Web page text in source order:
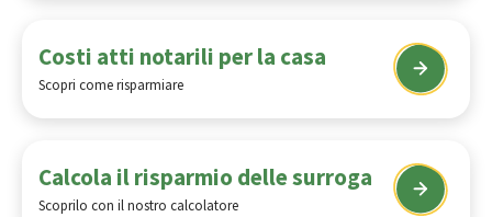
Costi atti notarili per la casa
Scopri come risparmiare
Calcola il risparmio delle surroga
Scoprilo con il nostro calcolatore